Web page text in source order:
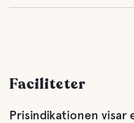
Faciliteter
Prisindikationen visar